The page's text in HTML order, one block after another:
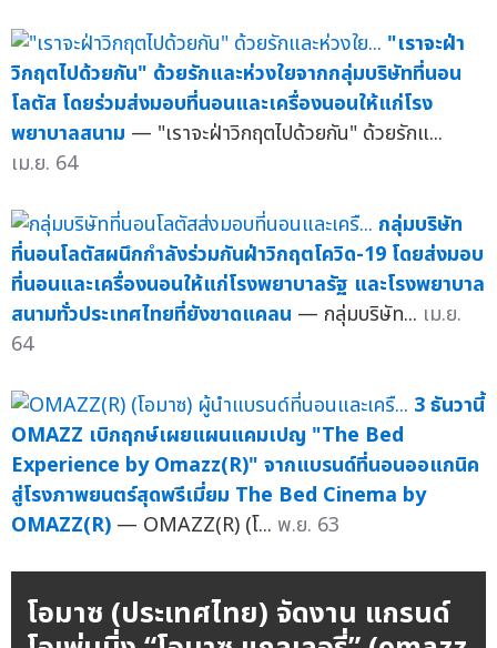
"เราจะฝ่า
วิกฤตไปด้วยกัน" ด้วยรักและห่วงใยจากกลุ่มบริษัทที่นอน
โลตัส โดยร่วมส่งมอบที่นอนและเครื่องนอนให้แก่โรง
พยาบาลสนาม — "เราจะฝ่าวิกฤตไปด้วยกัน" ด้วยรักแ...
เม.ย. 64
กลุ่มบริษัท
ที่นอนโลตัสผนึกกำลังร่วมกันฝ่าวิกฤตโควิด-19 โดยส่งมอบ
ที่นอนและเครื่องนอนให้แก่โรงพยาบาลรัฐ และโรงพยาบาล
สนามทั่วประเทศไทยที่ยังขาดแคลน — กลุ่มบริษัท... เม.ย.
64
3 ธันวานี้
OMAZZ เบิกฤกษ์เผยแผนแคมเปญ "The Bed
Experience by Omazz(R)" จากแบรนด์ที่นอนออแกนิค
สู่โรงภาพยนตร์สุดพรีเมี่ยม The Bed Cinema by
OMAZZ(R) — OMAZZ(R) (โ... พ.ย. 63
โอมาซ (ประเทศไทย) จัดงาน แกรนด์